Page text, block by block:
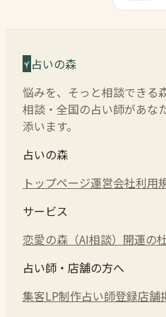
占いの森
悩みを、そっと相談できる
相談・全国の占い師があな
添います。
占いの森
トップページ運営会社利用
サービス
恋愛の森（AI相談） 開運の
占い師・店舗の方へ
集客LP制作占い師登録店舗